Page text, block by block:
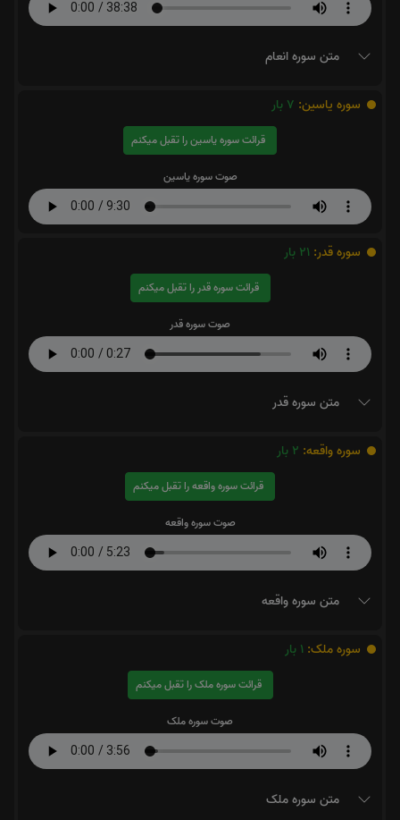
متن سوره انعام
سوره یاسین: 7 بار
قرائت سوره یاسین را تقبل میکنم
صوت سوره یاسین
سوره قدر: 21 بار
قرائت سوره قدر را تقبل میکنم
صوت سوره قدر
متن سوره قدر
سوره واقعه: 2 بار
قرائت سوره واقعه را تقبل میکنم
صوت سوره واقعه
متن سوره واقعه
سوره ملک: 1 بار
قرائت سوره ملک را تقبل میکنم
صوت سوره ملک
متن سوره ملک